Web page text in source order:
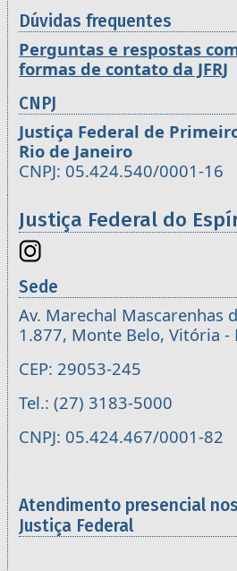
Dúvidas frequentes
Perguntas e respostas
formas de contato da JFRJ
CNPJ
Justiça Federal de
Rio de Janeiro
CNPJ: 05.424.540/0001-16
Justiça Federal do
Sede
Av. Marechal Mascarenhas
1.877, Monte Belo, Vitória -
CEP: 29053-245
Tel.: (27) 3183-5000
CNPJ: 05.424.467/0001-82
Atendimento presencial
Justiça Federal